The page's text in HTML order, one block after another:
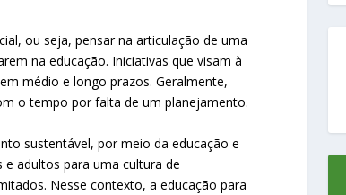
ou seja, pensar na articulação de uma
na educação. Iniciativas que visam à
médio e longo prazos. Geralmente,
o tempo por falta de um planejamento.
sustentável, por meio da educação e
adultos para uma cultura de
Nesse contexto, a educação para